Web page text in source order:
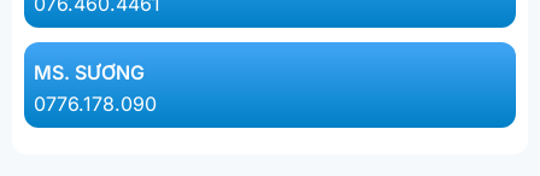
MS. SƯƠNG
0776.178.090